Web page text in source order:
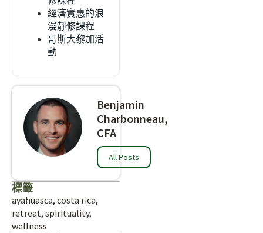
經濟實惠的浪
漫靜修課程
哥斯大黎加活
動
Benjamin
Charbonneau,
CFA
All Posts
標籤
ayahuasca, costa rica,
retreat, spirituality,
wellness